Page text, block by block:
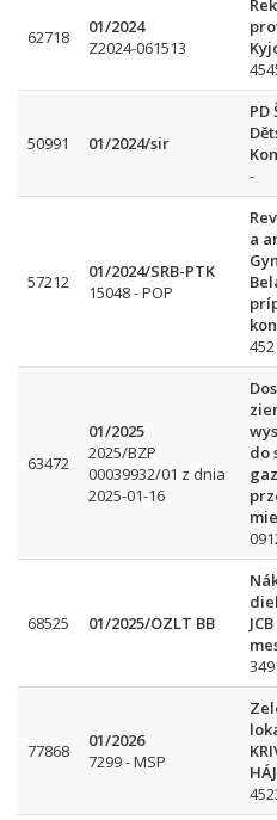
62718
01/2024
Z2024-061513
50991 01/2024/sir
PD
-
57212
01/2024/SRB-PTK
15048 - POP
a
63472
01/2025
2025/BZP
00039932/01 z dnia
2025-01-16
do
68525 01/2025/OZLT BB
77868
01/2026
7299 - MSP